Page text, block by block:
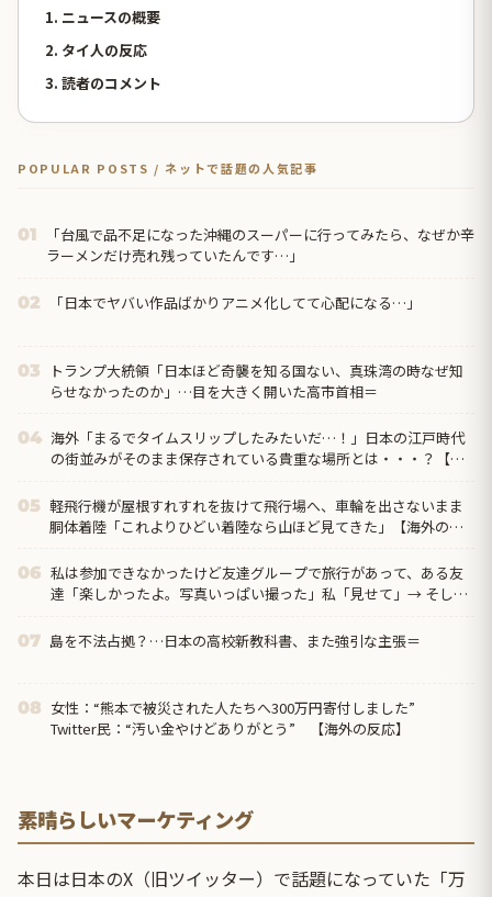
1. ニュースの概要
2. タイ人の反応
3. 読者のコメント
POPULAR POSTS / ネットで話題の人気記事
01
「台風で品不足になった沖縄のスーパーに行ってみたら、なぜか辛
ラーメンだけ売れ残っていたんです…」
02 「日本でヤバい作品ばかりアニメ化してて心配になる…」
03
トランプ大統領「日本ほど奇襲を知る国ない、真珠湾の時なぜ知
らせなかったのか」…目を大きく開いた高市首相＝
04 海外「まるでタイムスリップしたみたいだ…！」日本の江戸時代
の街並みがそのまま保存されている貴重な場所とは・・・？【海
05 軽飛行機が屋根すれすれを抜けて飛行場へ、車輪を出さないまま
胴体着陸「これよりひどい着陸なら山ほど見てきた」【海外の反
06 私は参加できなかったけど友達グループで旅行があって、ある友
達「楽しかったよ。写真いっぱい撮った」私「見せて」→ そした
07 島を不法占拠？…日本の高校新教科書、また強引な主張＝
08 女性：“熊本で被災された人たちへ300万円寄付しました”
Twitter民：“汚い金やけどありがとう” 【海外の反応】
素晴らしいマーケティング
本日は日本のX（旧ツイッター）で話題になっていた「万